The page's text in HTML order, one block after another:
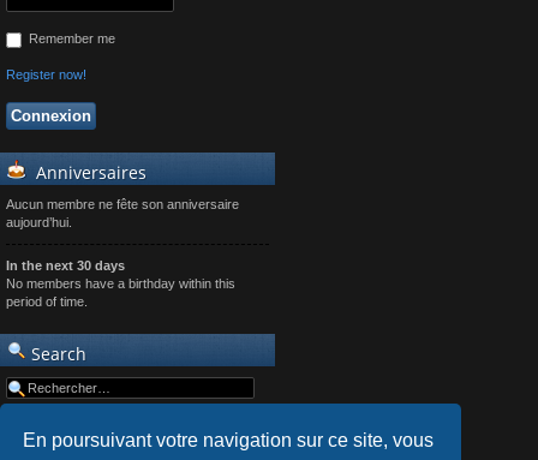
En poursuivant votre navigation sur ce site, vous
Remember me
Register now!
Anniversaires
Aucun membre ne fête son anniversaire
aujourd’hui.
In the next 30 days
No members have a birthday within this
period of time.
Search
Advanced search